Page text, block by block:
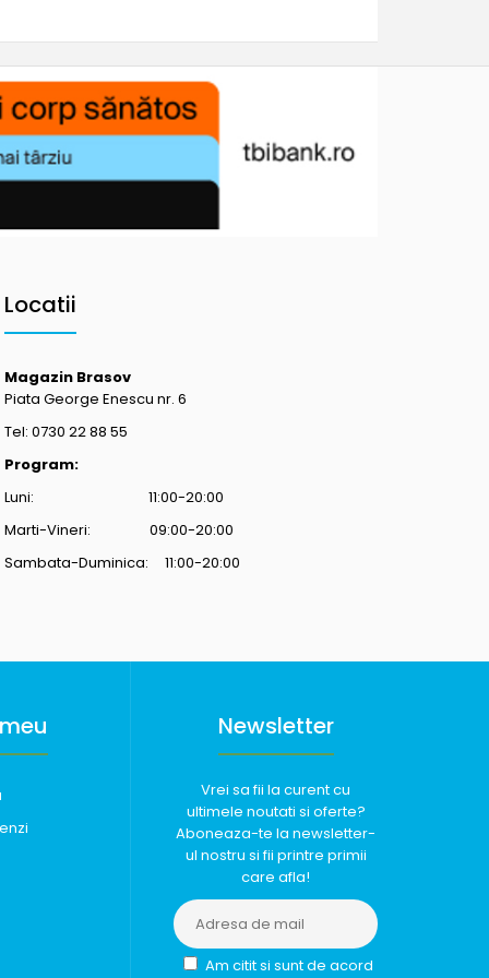
Locatii
Magazin Brasov
Piata George Enescu nr. 6
Tel: 0730 22 88 55
Program:
Luni: 11:00-20:00
Marti-Vineri: 09:00-20:00
Sambata-Duminica: 11:00-20:00
Newsletter
Vrei sa fii la curent cu
ultimele noutati si oferte?
Aboneaza-te la newsletter-
ul nostru si fii printre primii
care afla!
Am citit si sunt de acord